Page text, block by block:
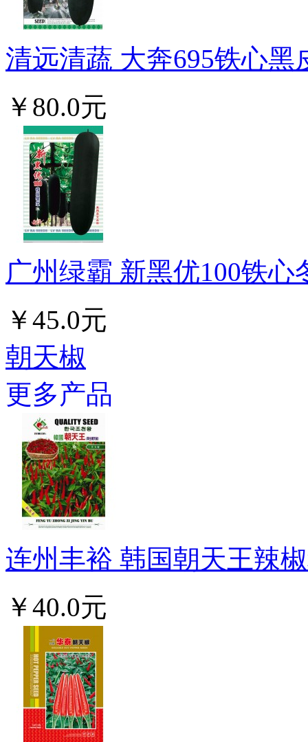
清远清蔬 大奔695铁心
￥80.0元
广州绿霸 新黑优100铁
￥45.0元
朝天椒
更多产品
连州丰裕 韩国朝天王辣
￥40.0元